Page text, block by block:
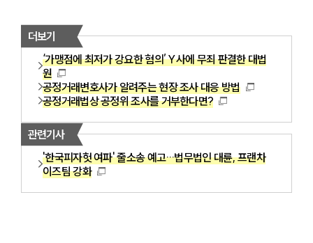
더보기
‘가맹점에 최저가 강요한 혐의’ Y사에 무죄 판결한 대법
원
공정거래변호사가 알려주는 현장 조사 대응 방법
공정거래법상 공정위 조사를 거부한다면?
관련기사
'한국피자헛 여파' 줄소송 예고…법무법인 대륜, 프랜차
이즈팀 강화